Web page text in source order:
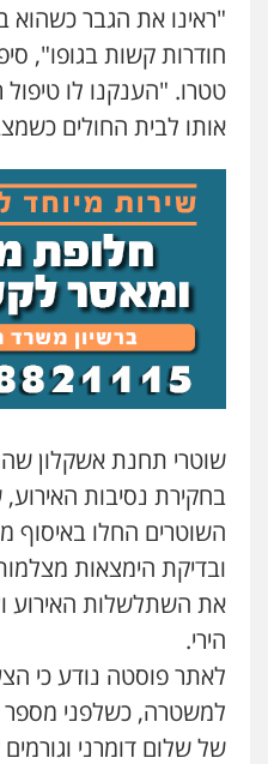
עו"ד זוהר
פלילי פשיעה
קטינים
עו"ד אסף
פלילי עבירות
חמורה
עו"ד שלי
משפט פלילי
וחקירות צבאי
משרד עורכי
פלילי דיני
פלילי פשיעה
"ראינו את הגבר כשהוא
חודרות קשות בגופו",
טטרו. "הענקנו לו טיפול
אותו לבית החולים
שוטרי תחנת אשקלון
בחקירת נסיבות
השוטרים החלו באיסוף
ובדיקת הימצאות
את השתלשלות האירוע
הירי.
לאתר פוסטה נודע כי
למשטרה, כשלפני מספר
של שלום דומרני
עו"ד אייל
פלילי פשיעה
עו"ד רונן
משפט פלילי
כבריאן, מזר
פלילי מעצרים
פלילי משפחה